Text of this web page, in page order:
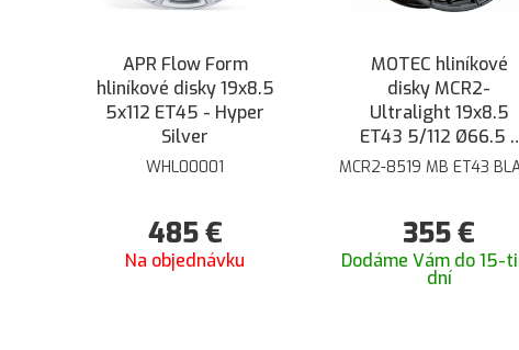
APR Flow Form
hliníkové disky 19x8.5
5x112 ET45 - Hyper
Silver
WHL00001
485€
Na objednávku
MOTEC hliníkové
disky MCR2-
Ultralight 19x8.5
ET43 5/112 Ø66.5 -
Čierna lesklá
MCR2-8519 MB ET43
355€
Dodáme Vám do 15-
dní